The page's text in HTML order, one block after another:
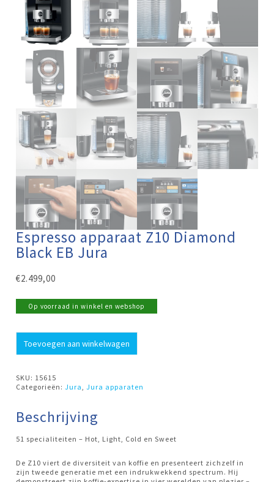
Espresso apparaat Z10 Diamond
Black EB Jura
€2.499,00
Op voorraad in winkel en webshop
apparaat
Z10
EB
Jura
Toevoegen aan winkelwagen
SKU: 15615
Categorieën:Jura ,Jura apparaten
Beschrijving
51 specialiteiten – Hot, Light, Cold en Sweet
De Z10 viert de diversiteit van koffie en presenteert zichzelf in
zijn tweede generatie met een indrukwekkend spectrum. Hij